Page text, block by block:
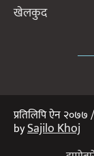
खेलकुद
प्रतिलिपि ऐन
bySajilo Khoj